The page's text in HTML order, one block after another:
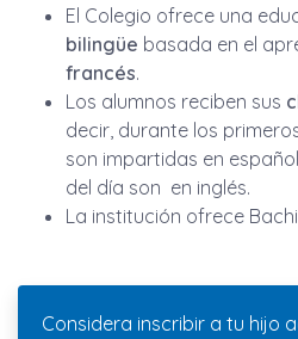
El Colegio ofrece una
bilingüe basada en el
francés.
Los alumnos reciben sus
decir, durante los
son impartidas en
del día son en inglés.
La institución ofrece
Considera inscribir a tu hijo